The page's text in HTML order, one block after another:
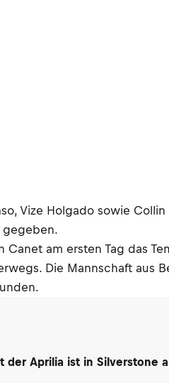
Vize Holgado sowie
gegeben.
am ersten Tag das
Die Mannschaft
der Aprilia ist in Silverstone